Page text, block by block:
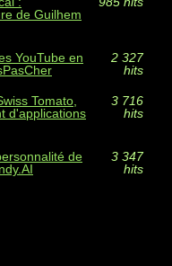
de Guilhem
YouTube en
2 327
hits
Tomato,
d'applications
3 716
hits
de
3 347
hits